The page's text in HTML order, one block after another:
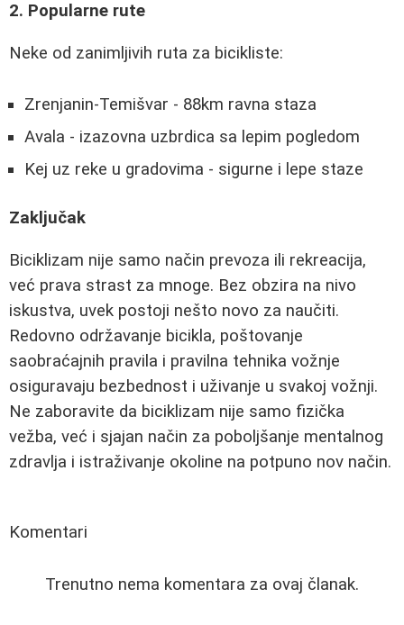
2. Popularne rute
Neke od zanimljivih ruta za bicikliste:
Zrenjanin-Temišvar - 88km ravna staza
Avala - izazovna uzbrdica sa lepim pogledom
Kej uz reke u gradovima - sigurne i lepe staze
Zaključak
Biciklizam nije samo način prevoza ili rekreacija,
već prava strast za mnoge. Bez obzira na nivo
iskustva, uvek postoji nešto novo za naučiti.
Redovno održavanje bicikla, poštovanje
saobraćajnih pravila i pravilna tehnika vožnje
osiguravaju bezbednost i uživanje u svakoj vožnji.
Ne zaboravite da biciklizam nije samo fizička
vežba, već i sjajan način za poboljšanje mentalnog
zdravlja i istraživanje okoline na potpuno nov način.
Komentari
Trenutno nema komentara za ovaj članak.